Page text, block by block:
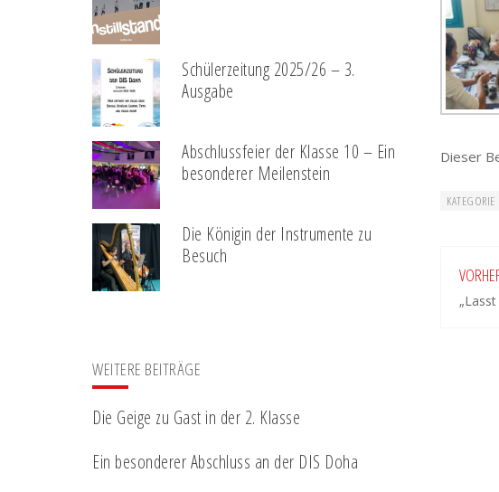
Dieser
KATEGORIE
Schülerzeitung 2025/26 – 3.
Ausgabe
Abschlussfeier der Klasse 10 – Ein
besonderer Meilenstein
Die Königin der Instrumente zu
Besuch
WEITERE BEITRÄGE
Die Geige zu Gast in der 2. Klasse
Ein besonderer Abschluss an der DIS Doha